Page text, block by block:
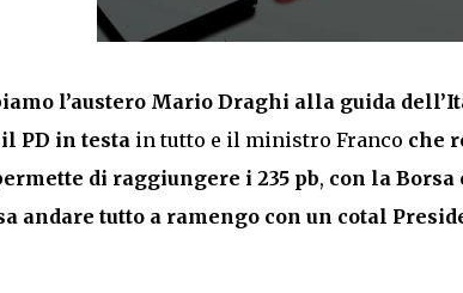
l’austero Mario Draghi alla guida
PD in testain tutto e il ministro Franco che
di raggiungere i 235 pb, con la Borsa
andare tutto a ramengo con un cotal